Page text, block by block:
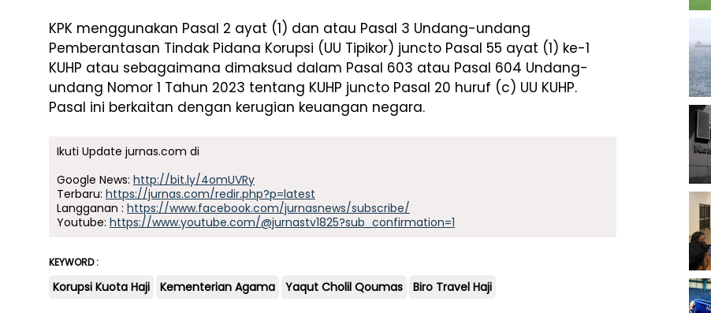
KPK menggunakan Pasal 2 ayat (1) dan atau Pasal 3 Undang-undang
Pemberantasan Tindak Pidana Korupsi (UU Tipikor) juncto Pasal 55 ayat (1) ke-1
KUHP atau sebagaimana dimaksud dalam Pasal 603 atau Pasal 604 Undang-
undang Nomor 1 Tahun 2023 tentang KUHP juncto Pasal 20 huruf (c) UU KUHP.
Pasal ini berkaitan dengan kerugian keuangan negara.
Ikuti Update jurnas.com di
Google News: http://bit.ly/4omUVRy
Terbaru: https://jurnas.com/redir.php?p=latest
Langganan : https://www.facebook.com/jurnasnews/subscribe/
Youtube: https://www.youtube.com/@jurnastv1825?sub_confirmation=1
KEYWORD :
Korupsi Kuota Haji Kementerian Agama Yaqut Cholil Qoumas Biro Travel Haji